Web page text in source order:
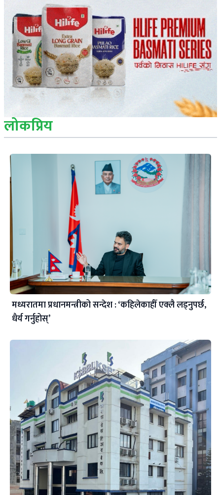
लोकप्रिय
मध्यरातमा प्रधानमन्त्रीको सन्देश : ‘कहिलेकाहीँ एक्लै लड्नुपर्छ,
धैर्य गर्नुहोस्’